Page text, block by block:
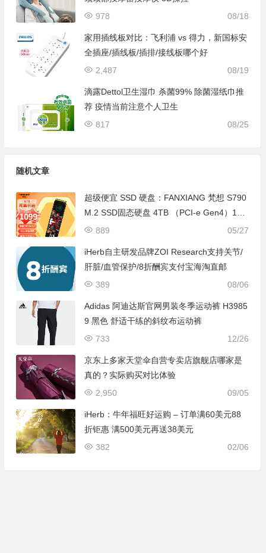
08/18
978
家用插线板对比：飞利浦 vs 得力，新国标安
全插座/插线板/插排/接线板哪个好
08/19
2,487
滴露Dettol卫生湿巾 杀菌99% 除菌湿纸巾推
荐 疫情当前注意个人卫生
08/25
817
随机文章
超级便宜 SSD 硬盘：FANXIANG 梵想 S790
M.2 SSD固态硬盘 4TB （PCI-e Gen4）109
9元包邮
05/27
889
iHerb自主研发品牌ZOI Research支持关节/
肝脏/血管保护/8折酬宾支付宝海淘直邮
08/06
389
Adidas 阿迪达斯官网男装冬季运动裤 H3985
9 黑色 舒适干练的斜纹布运动裤
12/26
733
京东上多家天堂伞自营专卖店旗舰店哪家是
真的？实际购买对比体验
09/05
2,950
iHerb：牛年福旺好运购 – 订单满60美元88
折钜惠 满500美元再送38美元
02/06
382